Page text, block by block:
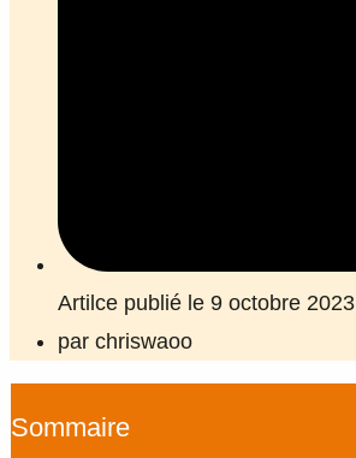
Artilce publié le 9 octobre 2023
par chriswaoo
Sommaire